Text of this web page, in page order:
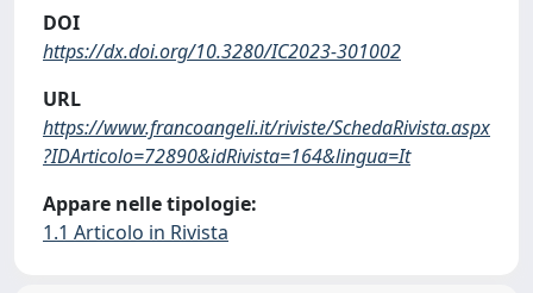
DOI
https://dx.doi.org/10.3280/IC2023-301002
URL
https://www.francoangeli.it/riviste/SchedaRivista.aspx
?IDArticolo=72890&idRivista=164&lingua=It
Appare nelle tipologie:
1.1 Articolo in Rivista